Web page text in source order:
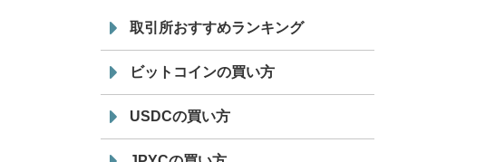
19:30
てステーブルコイン「JPYSC」徹底解
説セミナーを開催
取引所おすすめランキング
ビットコインの買い方
USDCの買い方